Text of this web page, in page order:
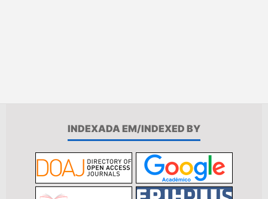
INDEXADA EM/INDEXED BY